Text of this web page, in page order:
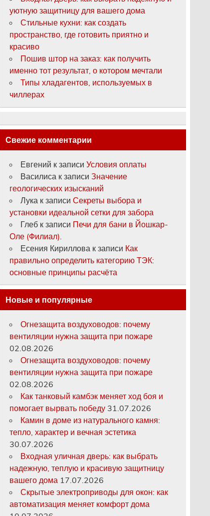
уютную защитницу для вашего дома
Стильные кухни: как создать
пространство, где готовить приятно и
красиво
Пошив штор на заказ: как получить
именно тот результат, о котором мечтали
Типы хладагентов, используемых в
чиллерах
Свежие комментарии
Евгений к записиУсловия оплаты
Василиса к записиЗначение
геологических изысканий
Лука к записиСекреты выбора и
установки идеальной сетки для забора
Глеб к записи Печи для бани в Йошкар-
Оле (Филиал).
Есения Кириллова к записи Как
правильно определить категорию ТЭК:
основные принципы расчёта
Новые и популярные
Огнезащита воздуховодов: почему
вентиляции нужна защита при пожаре
02.08.2026
Огнезащита воздуховодов: почему
вентиляции нужна защита при пожаре
02.08.2026
Как танковый камбэк меняет ход боя и
помогает вырвать победу 31.07.2026
Камин в доме из натурального камня:
тепло, характер и вечная эстетика
30.07.2026
Входная уличная дверь: как выбрать
надежную, теплую и красивую защитницу
вашего дома 17.07.2026
Скрытые электроприводы для окон: как
автоматизация меняет комфорт дома